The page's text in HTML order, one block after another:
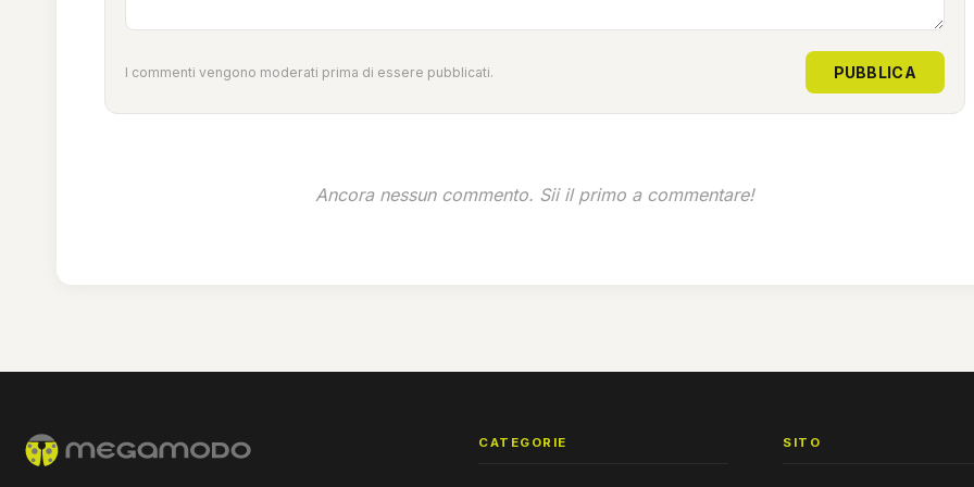
I commenti vengono moderati prima di essere pubblicati. PUBBLICA
Ancora nessun commento. Sii il primo a commentare!
CATEGORIE SITO